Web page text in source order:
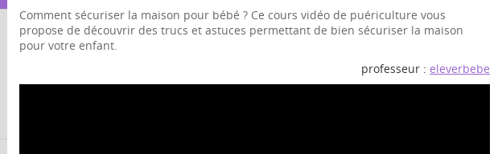
Comment sécuriser la maison pour bébé ? Ce cours vidéo de puériculture vous
propose de découvrir des trucs et astuces permettant de bien sécuriser la maison
pour votre enfant.
professeur : eleverbebe